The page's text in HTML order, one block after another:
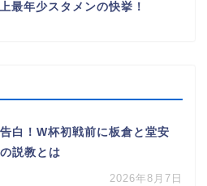
上最年少スタメンの快挙！
白！W杯初戦前に板倉と堂安
説教とは
2026年8月7日